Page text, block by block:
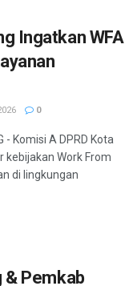
Ingatkan WFA
0
- Komisi A DPRD Kota
Work From
di lingkungan
& Pemkab